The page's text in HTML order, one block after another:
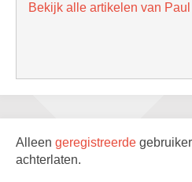
Bekijk alle artikelen van
Alleen geregistreerde
achterlaten.